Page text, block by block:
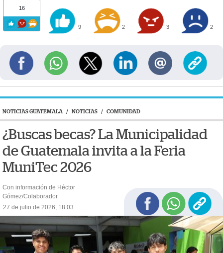
16
9 2 3 2
NOTICIAS GUATEMALA / NOTICIAS / COMUNIDAD
¿Buscas becas? La Municipalidad
de Guatemala invita a la Feria
MuniTec 2026
Con información de Héctor
Gómez/Colaborador
27 de julio de 2026, 18:03